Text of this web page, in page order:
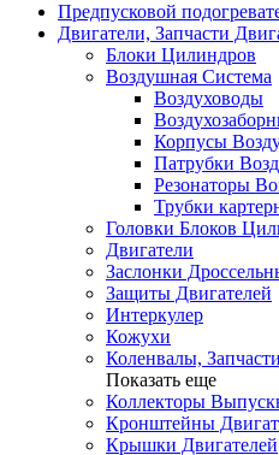
Предпусковой
Двигатели, Запчасти
Блоки Цилиндров
Воздушная Система
Воздуховоды
Корпусы
Патрубки
Резонаторы
Трубки
Головки Блоков
Двигатели
Заслонки
Защиты Двигателей
Интеркулер
Кожухи
Коленвалы,
Показать еще
Коллекторы
Кронштейны
Крышки Двигателей